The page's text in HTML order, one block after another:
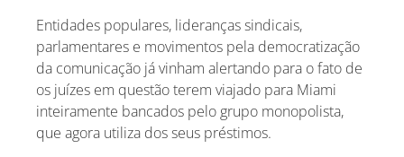
Entidades populares, lideranças sindicais,
parlamentares e movimentos pela democratização
da comunicação já vinham alertando para o fato de
os juízes em questão terem viajado para Miami
inteiramente bancados pelo grupo monopolista,
que agora utiliza dos seus préstimos.